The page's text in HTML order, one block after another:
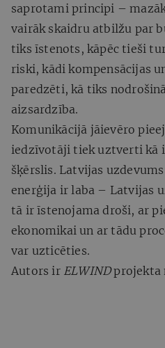
saprotami principi –
vairāk skaidru atbilžu par
tiks īstenots, kāpēc tieši
riski, kādi kompensācijas
paredzēti, kā tiks
aizsardzība.
Komunikācijā jāievēro
iedzīvotāji tiek uztverti kā
šķērslis. Latvijas
enerģija ir laba – Latvijas
tā ir īstenojama droši, ar
ekonomikai un ar tādu
var uzticēties.
Autors ir ELWINDprojekta